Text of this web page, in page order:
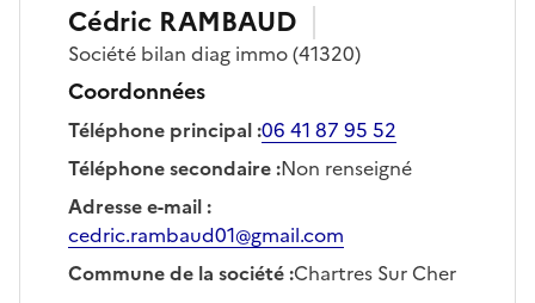
Cédric RAMBAUD
Société bilan diag immo(41320)
Coordonnées
Téléphone principal:06 41 87 95 52
Téléphone secondaire:Non renseigné
Adresse e-mail:
cedric.rambaud01@gmail.com
Commune de la société:Chartres Sur Cher